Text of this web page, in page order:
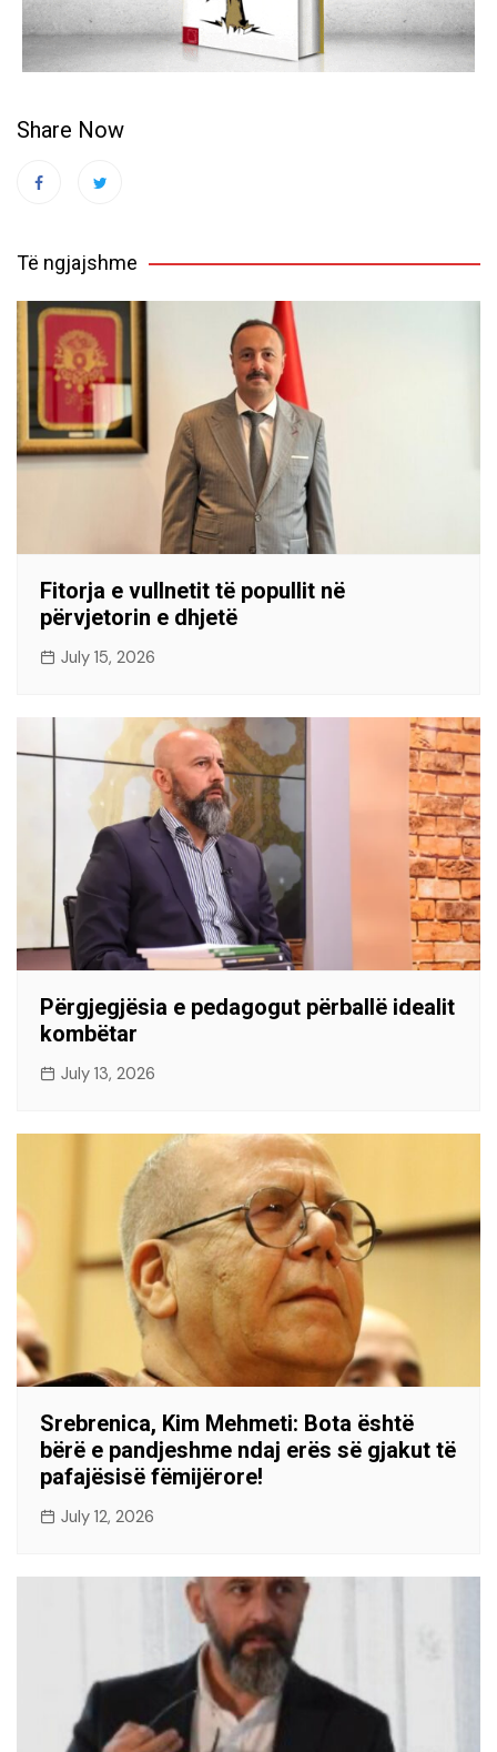
Share Now
Të ngjajshme
Fitorja e vullnetit të popullit në
përvjetorin e dhjetë
July 15, 2026
Përgjegjësia e pedagogut përballë idealit
kombëtar
July 13, 2026
Srebrenica, Kim Mehmeti: Bota është
bërë e pandjeshme ndaj erës së gjakut të
pafajësisë fëmijërore!
July 12, 2026